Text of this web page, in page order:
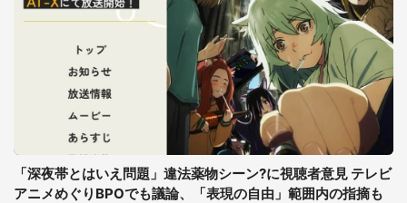
「深夜帯とはいえ問題」違法薬物シーン?に視聴者意見 テレビ
アニメめぐりBPOでも議論、「表現の自由」範囲内の指摘も